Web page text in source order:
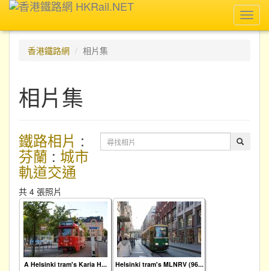
香港鐵路網
相片集
相片集
鐵路相片 :
芬蘭 : 城市
軌道交通
共 4 張照片
A Helsinki tram's Karia H... Helsinki tram's MLNRV (96...